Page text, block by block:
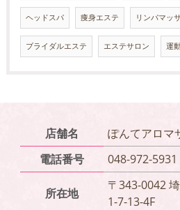
ヘッドスパ 痩身エステ リンパマッ
ブライダルエステ エステサロン 運
店舗名
ぽんてアロマ
電話番号
048-972-5931
所在地
〒343-0042
1-7-13-4F